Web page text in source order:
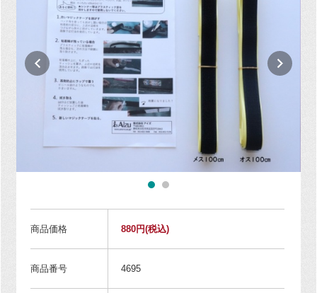
商品価格 880円(税込)
商品番号 4695